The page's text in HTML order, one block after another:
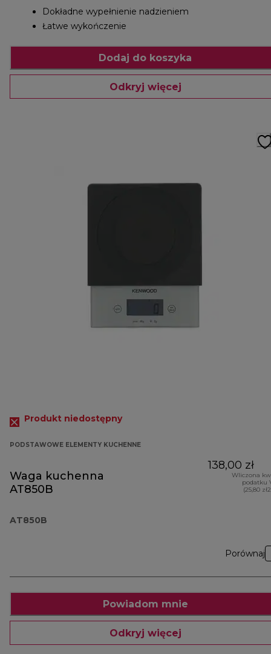
Dokładne wypełnienie nadzieniem
Łatwe wykończenie
Dodaj do koszyka
Odkryj więcej
Produkt niedostępny
PODSTAWOWE ELEMENTY KUCHENNE
Waga kuchenna
AT850B
AT850B
138,00 zł
Wliczona
podatku
(25,80
Porównaj
Powiadom mnie
Odkryj więcej